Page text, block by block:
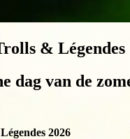
& Légendes
dag van de
2026